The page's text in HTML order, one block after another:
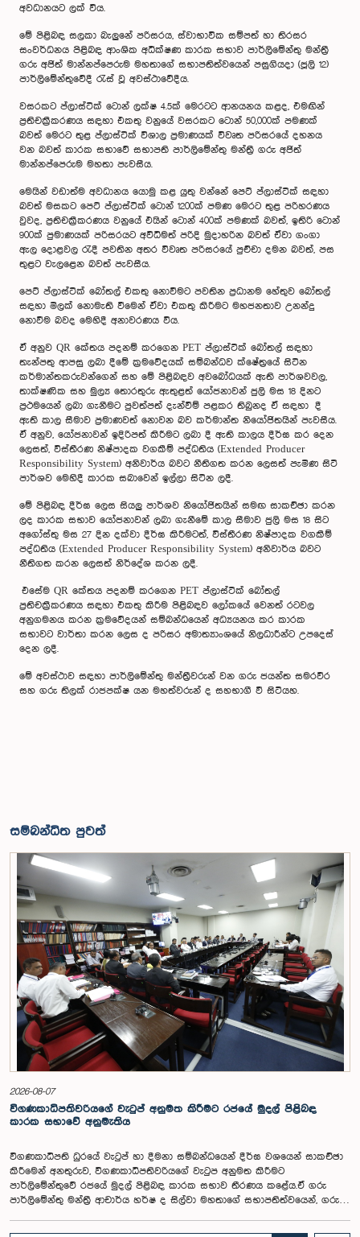
අවධානයට ලක් විය.
මේ පිළිබඳ සලකා බැලුනේ පරිසරය, ස්වාභාවික සම්පත් හා තිරසර
සංවර්ධනය පිළිබඳ ආංශික අධීක්ෂණ කාරක සභාව පාර්ලිමේන්තු මන්ත්‍රී
ගරු අජිත් මාන්නප්පෙරුම මහතාගේ සභාපතිත්වයෙන් පසුගියදා (ජූලි 12)
පාර්ලිමේන්තුවේදී රැස් වූ අවස්ථාවේදීය.
වසරකට ප්ලාස්ටික් ටොන් ලක්ෂ 4.5ක් මෙරටට ආනයනය කළද, එමඟින්
ප්‍රතිචක්‍රීකරණය සඳහා එකතු වනුයේ වසරකට ටොන් 50,000ක් පමණක්
බවත් මෙරට තුළ ප්ලාස්ටික් විශාල ප්‍රමාණයක් විවෘත පරිසරයේ දහනය
වන බවත් කාරක සභාවේ සභාපති පාර්ලිමේන්තු මන්ත්‍රී ගරු අජිත්
මාන්නප්පෙරුම මහතා පැවසීය.
මෙයින් වඩාත්ම අවධානය යොමු කළ යුතු වන්නේ පෙට් ප්ලාස්ටික් සඳහා
බවත් මසකට පෙට් ප්ලාස්ටික් ටොන් 1200ක් පමණ මෙරට තුළ පරිහරණය
වුවද, ප්‍රතිචක්‍රීකරණය වනුයේ එයින් ටොන් 400ක් පමණක් බවත්, ඉතිරි ටොන්
900ක් පුමාණයක් පරිසරයට අවිධිමත් පරිදි මුදාහරින බවත් ඒවා ගංගා
ඇල දොළවල රැදී පවතින අතර විවෘත පරිසරයේ පුච්චා දමන බවත්, පස
තුළට වැලළෙන බවත් පැවසීය.
පෙට් ප්ලාස්ටික් බෝතල් එකතු නොවීමට පවතින ප්‍රධානම හේතුව බෝතල්
සඳහා මිලක් නොමැති වීමෙන් ඒවා එකතු කිරීමට මහජනතාව උනන්දු
නොවීම බවද මෙහිදී අනාවරණය විය.
ඒ අනුව QR කේතය පදනම් කරගෙන PET ප්ලාස්ටික් බෝතල් සඳහා
තැන්පතු ආපසු ලබා දීමේ ක්‍රමවේදයක් සම්බන්ධව ක්ෂේත්‍රයේ සිටින
කර්මාන්තකරුවන්ගෙන් සහ මේ පිළිබඳව අවබෝධයක් ඇති පාර්ශවවල,
තාක්ෂණික සහ මුල්‍ය තොරතුරු ඇතුළත් යෝජනාවන් ජුලි මස 18 දිනට
ප්‍රථමයෙන් ලබා ගැනීමට පුවත්පත් දැන්වීම් පළකර තිබුනද ඒ සඳහා දී
ඇති කාල සීමාව ප්‍රමාණවත් නොවන බව කර්මාන්ත නියෝජිතයින් පැවසීය.
ඒ අනුව, යෝජනාවන් ඉදිරිපත් කිරීමට ලබා දී ඇති කාලය දීර්ඝ කර දෙන
ලෙසත්, විස්තීරණ නිෂ්පාදක වගකීම් පද්ධතිය (Extended Producer
Responsibility System) අනිවාර්ය බවට නීතිගත කරන ලෙසත් පැමිණ සිටි
පාර්ශව මෙහිදී කාරක සබාවෙන් ඉල්ලා සිටින ලදී.
මේ පිළිබඳ දීර්ඝ ලෙස සියලු පාර්ශව නියෝජිතයින් සමඟ සාකච්ඡා කරන
ලද කාරක සභාව යෝජනාවන් ලබා ගැනීමේ කාල සීමාව ජුලි මස 18 සිට
අගෝස්තු මස 27 දින දක්වා දීර්ඝ කිරීමටත්, විස්තීරණ නිෂ්පාදක වගකීම්
පද්ධතිය (Extended Producer Responsibility System) අනිවාර්ය බවට
නීතිගත කරන ලෙසත් නිර්දේශ කරන ලදී.
එසේම QR කේතය පදනම් කරගෙන PET ප්ලාස්ටික් බෝතල්
ප්‍රතිචක්‍රීකරණය සඳහා එකතු කිරීම පිළිබඳව ලෝකයේ වෙනත් රටවල
අනුගමනය කරන ක්‍රමවේදයන් සම්බන්ධයෙන් අධ්‍යයනය කර කාරක
සභාවට වාර්තා කරන ලෙස ද පරිසර අමාත්‍යාංශයේ නිලධාරීන්ට උපදෙස්
දෙන ලදී.
මේ අවස්ථාව සඳහා පාර්ලිමේන්තු මන්ත්‍රීවරුන් වන ගරු ජයන්ත සමරවීර
සහ ගරු තිලක් රාජපක්ෂ යන මහත්වරුන් ද සහභාගී වී සිටියහ.
සම්බන්ධිත පුවත්
2026-08-07
විගණකාධිපතිවරියගේ වැටුප් අනුමත කිරීමට රජයේ මුදල් පිළිබඳ
කාරක සභාවේ අනුමැතිය
විගණකාධිපති ධුරයේ වැටුප් හා දීමනා සම්බන්ධයෙන් දීර්ඝ වශයෙන් සාකච්ඡා
කිරීමෙන් අනතුරුව, විගණකාධිපතිවරියගේ වැටුප අනුමත කිරීමට
පාර්ලිමේන්තුවේ රජයේ මුදල් පිළිබඳ කාරක සභාව තීරණය කළේය.ඒ ගරු
පාර්ලිමේන්තු මන්ත්‍රී ආචාර්ය හර්ෂ ද සිල්වා මහතාගේ සභාපතිත්වයෙන්, ගරු